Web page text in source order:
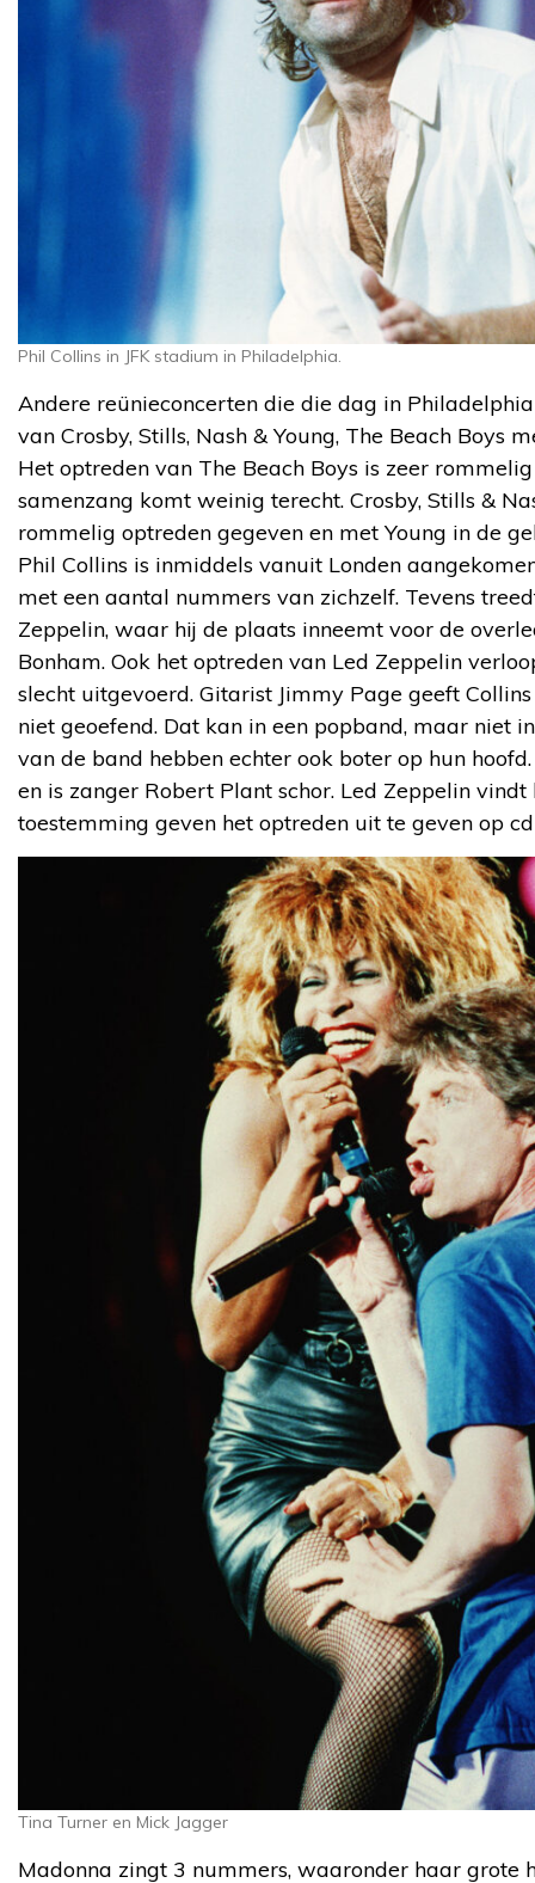
Phil Collins in JFK stadium in Philadelphia.
Andere reünieconcerten die die dag in
van Crosby, Stills, Nash & Young, The Beach Boys
Het optreden van The Beach Boys is zeer
samenzang komt weinig terecht. Crosby, Stills &
rommelig optreden gegeven en met Young in de
Phil Collins is inmiddels vanuit Londen
met een aantal nummers van zichzelf. Tevens
Zeppelin, waar hij de plaats inneemt voor de
Bonham. Ook het optreden van Led Zeppelin
slecht uitgevoerd. Gitarist Jimmy Page geeft
niet geoefend. Dat kan in een popband, maar niet
van de band hebben echter ook boter op hun
en is zanger Robert Plant schor. Led Zeppelin
toestemming geven het optreden uit te geven op
Tina Turner en Mick Jagger
Madonna zingt 3 nummers, waaronder haar grote